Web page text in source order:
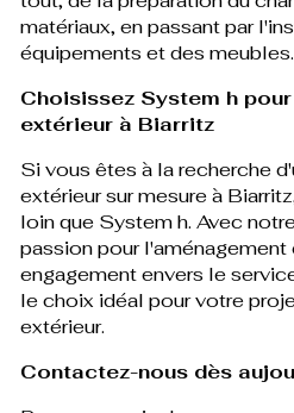
matériaux, en passant par
équipements et des meubles.
Choisissez System h
extérieur à Biarritz
Si vous êtes à la recherche
extérieur sur mesure à
loin que System h. Avec
passion pour
engagement envers le
le choix idéal pour votre
extérieur.
Contactez-nous dès